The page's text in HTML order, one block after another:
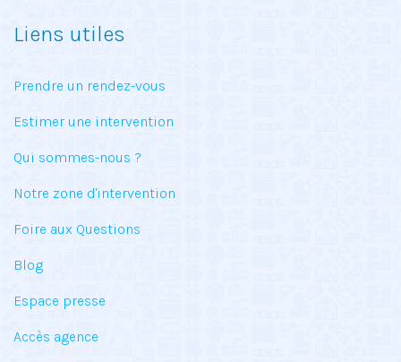
Liens utiles
Prendre un rendez-vous
Estimer une intervention
Qui sommes-nous ?
Notre zone d'intervention
Foire aux Questions
Blog
Espace presse
Accès agence